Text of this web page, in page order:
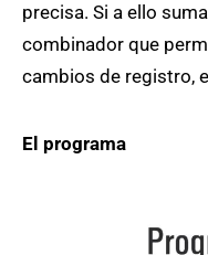
precisa. Si a ello
combinador que
cambios de registro,
El programa